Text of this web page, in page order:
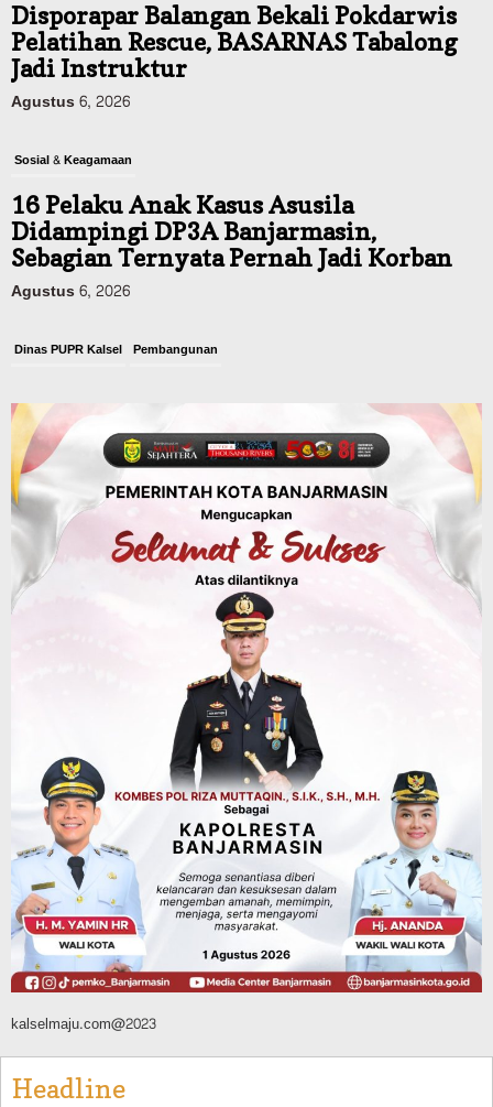
Disporapar Balangan Bekali Pokdarwis
Pelatihan Rescue, BASARNAS Tabalong
Jadi Instruktur
Agustus 6, 2026
Sosial & Keagamaan
16 Pelaku Anak Kasus Asusila
Didampingi DP3A Banjarmasin,
Sebagian Ternyata Pernah Jadi Korban
Agustus 6, 2026
Dinas PUPR Kalsel Pembangunan
Pemerintah Janji Tingkatkan Fasilitas
Keselamatan Jalan Alternatif
Banjarbaru–Batulicin
Agustus 6, 2026
Dinas Kehutanan Kalsel
Tahura Sultan Adam Sempat Alami
Kebakaran Lahan, Api Berhasil
Dipadamkan, Kadishut Kalsel
Memimpin Langsung Aksi di Lapangan
Advertorial Pemkab Balangan
Silaturahmi ke DPRD Balangan, Kapolres
AKBP Arif Mansyur Perkuat Koordinasi
Keamanan Daerah
Agustus 6, 2026
kalselmaju.com@2023
Headline